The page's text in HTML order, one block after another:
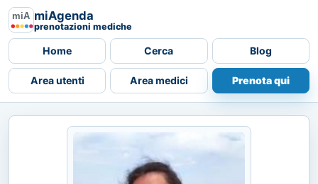
miAgenda
prenotazioni mediche
Home Cerca Blog
Area utenti Area medici Prenota qui